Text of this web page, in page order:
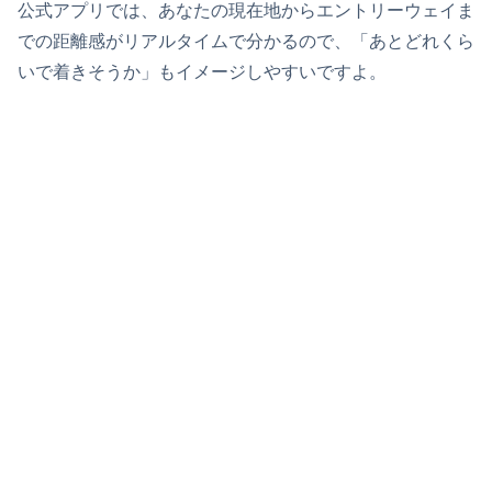
公式アプリでは、あなたの現在地からエントリーウェイま
での距離感がリアルタイムで分かるので、「あとどれくら
いで着きそうか」もイメージしやすいですよ。